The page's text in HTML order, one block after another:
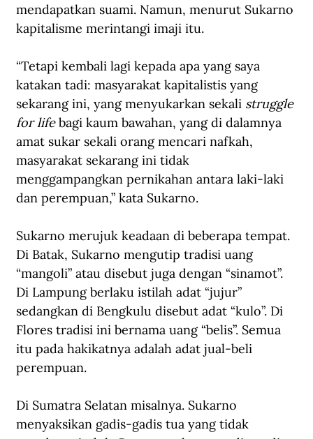
mendapatkan suami. Namun, menurut Sukarno
kapitalisme merintangi imaji itu.
“Tetapi kembali lagi kepada apa yang saya
katakan tadi: masyarakat kapitalistis yang
sekarang ini, yang menyukarkan sekali struggle
for life bagi kaum bawahan, yang di dalamnya
amat sukar sekali orang mencari nafkah,
masyarakat sekarang ini tidak
menggampangkan pernikahan antara laki-laki
dan perempuan,” kata Sukarno.
Sukarno merujuk keadaan di beberapa tempat.
Di Batak, Sukarno mengutip tradisi uang
“mangoli” atau disebut juga dengan “sinamot”.
Di Lampung berlaku istilah adat “jujur”
sedangkan di Bengkulu disebut adat “kulo”. Di
Flores tradisi ini bernama uang “belis”. Semua
itu pada hakikatnya adalah adat jual-beli
perempuan.
Di Sumatra Selatan misalnya. Sukarno
menyaksikan gadis-gadis tua yang tidak